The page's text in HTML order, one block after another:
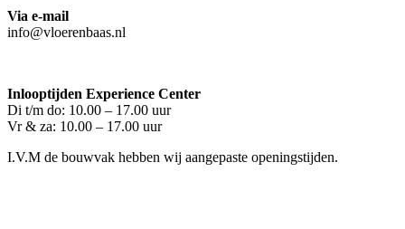
Via e-mail
info@vloerenbaas.nl
Inlooptijden Experience Center
Di t/m do: 10.00 – 17.00 uur
Vr & za: 10.00 – 17.00 uur
I.V.M de bouwvak hebben wij aangepaste openingstijden.